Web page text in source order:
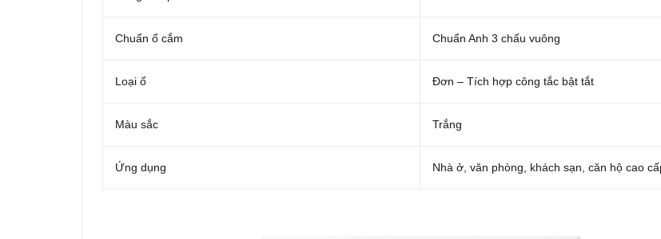
Chuẩn ổ cắm Chuẩn Anh 3 chấu vuông
Loại ổ Đơn – Tích hợp công tắc bật tắt
Màu sắc Trắng
Ứng dụng Nhà ở, văn phòng, khách sạn, căn hộ cao